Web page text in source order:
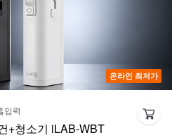
온라인 최저가
입력
+청소기 iLAB-WBT